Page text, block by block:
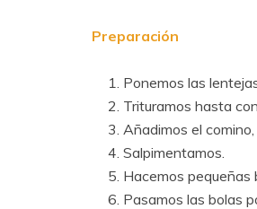
Preparación
Ponemos las
Trituramos hasta
Añadimos el
Salpimentamos.
Hacemos pequeñas
Pasamos las bolas